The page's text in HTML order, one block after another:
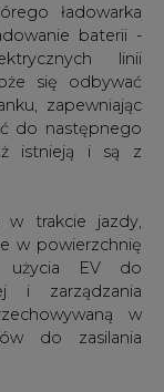
ładowarka
baterii -
linii
się odbywać
zapewniając
do następnego
istnieją i są z
w trakcie jazdy,
w powierzchnię
użycia EV do
i zarządzania
w
do zasilania